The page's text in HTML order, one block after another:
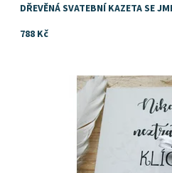
DŘEVĚNÁ SVATEBNÍ KAZETA SE
788 Kč
Blahopřání ke svatbě, které jinde
Skladem